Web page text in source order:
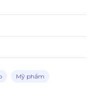
Mỹ phẩm